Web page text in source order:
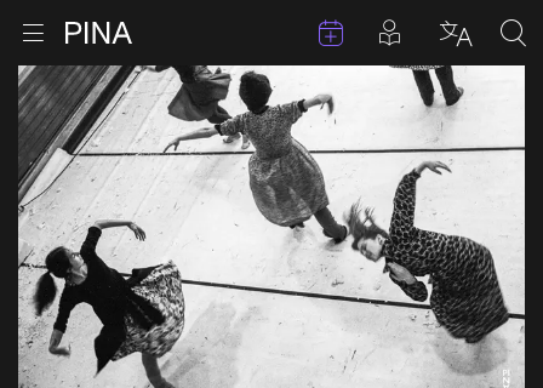
Aller au contenu
Ouvrir le menu Retour à la page d'accueil Évenements
Articles en